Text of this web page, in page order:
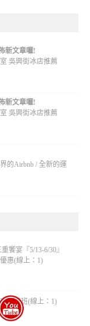
新文章囉!
吳興街冰店推薦
新文章囉!
吳興街冰店推薦
的Airbnb / 全新的運
饗宴『5/13-6/30』
惠(線上：1)
閱讀班(線上：1)